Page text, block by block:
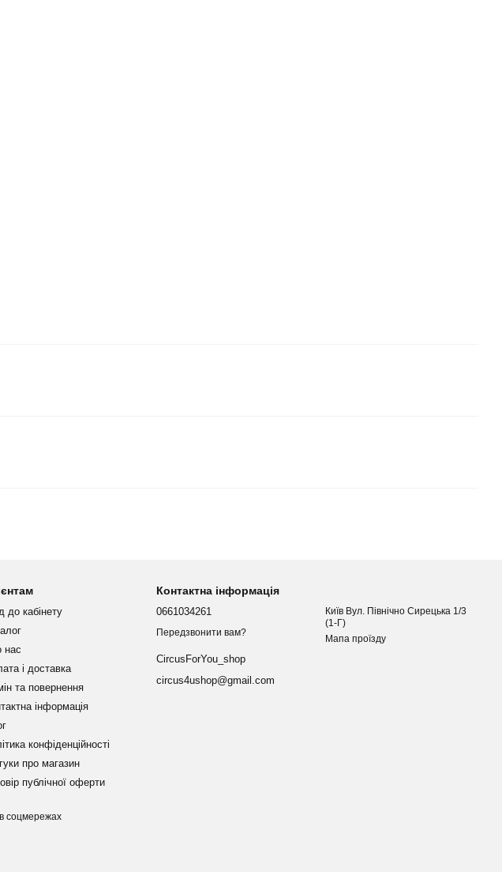
до кабінету
нас
і доставка
та повернення
інформація
конфіденційності
про магазин
публічної оферти
соцмережах
Контактна інформація
0661034261
Передзвонити вам?
CircusForYou_shop
circus4ushop@gmail.com
Київ Вул. Північно Сирецька 1/3
(1-Г)
Мапа проїзду